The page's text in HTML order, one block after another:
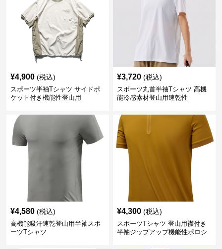
¥4,900 (税込)
スポーツ半袖Tシャツ サイドポ
ケット付き機能性登山用
¥3,720 (税込)
スポーツ丸首半袖Tシャツ 高機
能冷感素材登山用速乾性
¥4,580 (税込)
高機能吸汗速乾登山用半袖スポ
ーツTシャツ
¥4,300 (税込)
スポーツTシャツ 登山用襟付き
半袖ジップアップ機能性ポロシ